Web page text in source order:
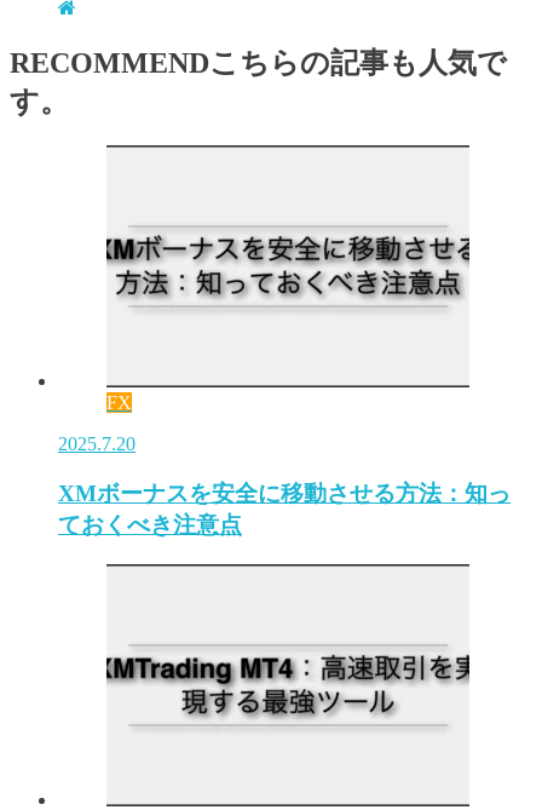
RECOMMENDこちらの記事も人気で
す。
FX
2025.7.20
XMボーナスを安全に移動させる方法：知っ
ておくべき注意点